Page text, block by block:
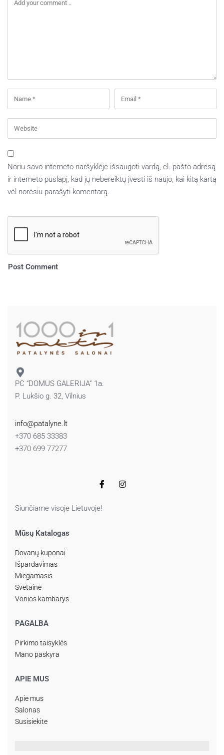
Noriu savo interneto naršyklėje išsaugoti vardą, el. pašto adresą
ir interneto puslapį, kad jų nebereiktų įvesti iš naujo, kai kitą kartą
vėl norėsiu parašyti komentarą.
PC “DOMUS GALERIJA” 1a.
P. Lukšio g. 32, Vilnius
info@patalyne.lt
+370 685 33383
+370 699 77277
Siunčiame visoje Lietuvoje!
Mūsų Katalogas
Dovanų kuponai
Išpardavimas
Miegamasis
Svetainė
Vonios kambarys
PAGALBA
Pirkimo taisyklės
Mano paskyra
APIE MUS
Apie mus
Salonas
Susisiekite